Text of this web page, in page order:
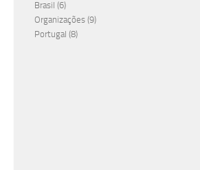
Brasil (6)
Organizações (9)
Portugal (8)